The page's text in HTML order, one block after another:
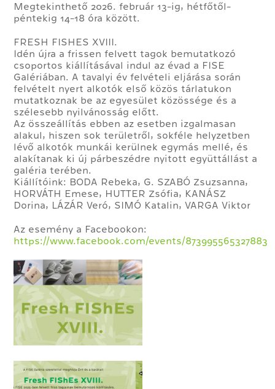
Megtekinthető 2026. február 13-ig, hétfőtől-
péntekig 14-18 óra között.
FRESH FISHES XVIII.
Idén újra a frissen felvett tagok bemutatkozó
csoportos kiállításával indul az évad a FISE
Galériában. A tavalyi év felvételi eljárása során
felvételt nyert alkotók első közös tárlatukon
mutatkoznak be az egyesület közössége és a
szélesebb nyilvánosság előtt.
Az összeállítás ebben az esetben izgalmasan
alakul, hiszen sok területről, sokféle helyzetben
lévő alkotók munkái kerülnek egymás mellé, és
alakítanak ki új párbeszédre nyitott együttállást a
galéria terében.
Kiállítóink: BODA Rebeka, G. SZABÓ Zsuzsanna,
HORVÁTH Emese, HUTTER Zsófia, KANÁSZ
Dorina, LÁZÁR Veró, SIMÓ Katalin, VARGA Viktor
Az esemény a Facebookon:
https://www.facebook.com/events/873995565327883